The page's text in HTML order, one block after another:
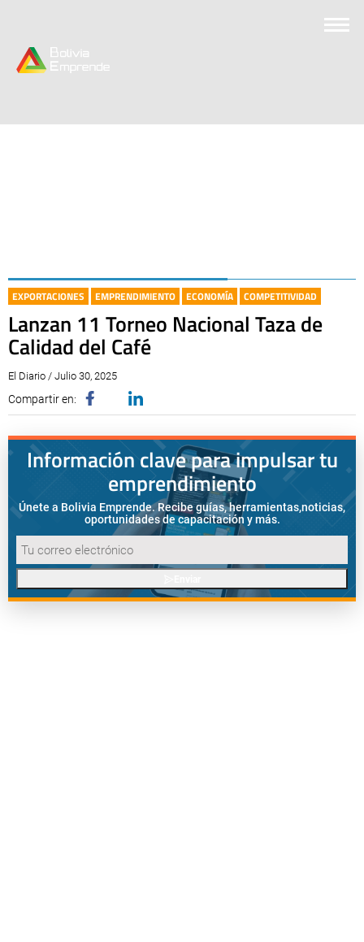
EXPORTACIONES EMPRENDIMIENTO ECONOMÍA COMPETITIVIDAD
Lanzan 11 Torneo Nacional Taza de
Calidad del Café
El Diario / Julio 30, 2025
Compartir en:
Información clave para impulsar tu
emprendimiento
Únete a Bolivia Emprende. Recibe guías, herramientas,noticias,
oportunidades de capacitación y más.